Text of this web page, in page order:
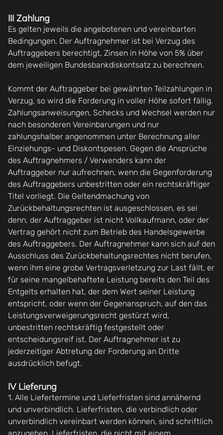
III Zahlung
Es gelten jeweils die angebotenen und vereinbarten
Bedingungen. Der Auftragnehmer ist bei Verzug des
Auftraggebers berechtigt, Zinsen in Höhe von 5% über
dem jeweiligen Bundesbankdiskontsatz zu berechnen.
Kommt der Auftraggeber bei gewährten Teilzahlungen in
Verzug, so wird die Forderung in voller Höhe sofort fällig.
Zahlungsanweisungen, Schecks und Wechsel werden nur
nach besonderen Vereinbarungen und nur
zahlungshalber angenommen unter Berechnung aller
Einziehungs- und Diskontspesen. Gegen die Ansprüche
des Auftragnehmers / Verwenders kann der
Auftraggeber nur aufrechnen, wenn die Gegenforderung
des Auftraggebers unbestritten oder ein rechtskräftiger
Titel vorliegt. Die Geltendmachung von
Zurückbehaltungsrechten ist ausgeschlossen, es sei
denn, der Auftraggeber ist nicht Vollkaufmann, oder der
Vertrag gehört nicht zum Betrieb des Handelsgewerbe
des Auftraggebers. Der Auftragnehmer kann sich auf den
Ausschluss des Zurückbehaltungsrechtes nicht berufen,
wenn ihm eine grobe Vertragsverletzung zur Last fällt, er
für seine mangelbehaftete Leistung bereits den Teil des
Entgelts erhalten hat, der dem Wert seiner Leistung
entspricht, oder wenn der Gegenanspruch, auf den das
Leistungsverweigerungsrecht gestürzt wird,
unbestritten rechtskräftig festgestellt oder
entscheidungsreif ist. Der Auftragnehmer ist zu
jederzeitiger Abtretung der Forderung an Dritte
ausdrücklich befugt.
IV Lieferung
1. Alle Liefertermine und Lieferfristen sind annähernd
und unverbindlich. Lieferfristen, die verbindlich oder
unverbindlich vereinbart werden können, sind schriftlich
anzugeben. Lieferfristen, die nicht mit einem